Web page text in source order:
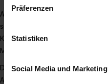
Benutzung der Webseite
Webseite zu analysieren
Informationen zu deiner
Analysen weiterzugeben
Präferenzen
Statistiken
Social Media und Marketing
Als Familienunternehmen mit
seit über 45 Jahren an den neun
Kehl Europabrücke, Kehl-
München und Berlin tätig.
Du kannst dich auf vielfältige und
Aufgaben und eine sehr gute